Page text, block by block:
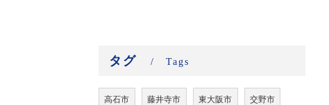
タグ Tags
高石市 藤井寺市 東大阪市 交野市